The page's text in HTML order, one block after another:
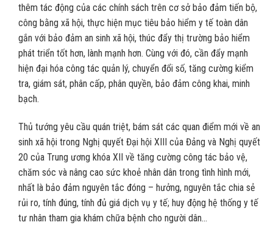
thêm tác động của các chính sách trên cơ sở bảo đảm tiến bộ,
công bằng xã hội, thực hiện mục tiêu bảo hiểm y tế toàn dân
gắn với bảo đảm an sinh xã hội, thúc đẩy thị trường bảo hiểm
phát triển tốt hơn, lành mạnh hơn. Cùng với đó, cần đẩy mạnh
hiện đại hóa công tác quản lý, chuyển đổi số, tăng cường kiểm
tra, giám sát, phân cấp, phân quyền, bảo đảm công khai, minh
bạch.
Thủ tướng yêu cầu quán triệt, bám sát các quan điểm mới về an
sinh xã hội trong Nghị quyết Đại hội XIII của Đảng và Nghị quyết
20 của Trung ương khóa XII về tăng cường công tác bảo vệ,
chăm sóc ​và nâng cao sức khoẻ nhân dân trong tình hình mới,
nhất là bảo đảm nguyên tắc đóng – hưởng, nguyên tắc chia sẻ
rủi ro, tính đúng, tính đủ giá dịch vụ y tế; huy động hệ thống y tế
tư nhân tham gia khám chữa bệnh cho người dân…